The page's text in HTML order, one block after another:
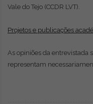
Vale do Tejo (CCDR LVT).
Projetos e publicações
As opiniões da entrevistada
representam